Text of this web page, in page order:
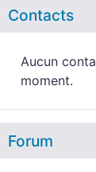
Contacts
Aucun
moment.
Forum